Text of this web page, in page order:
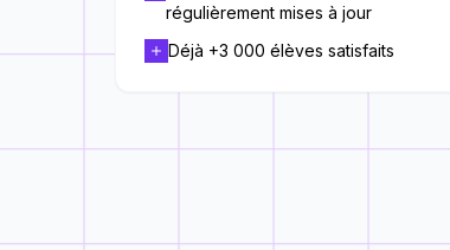
régulièrement mises à jour
Déjà +3 000 élèves satisfaits